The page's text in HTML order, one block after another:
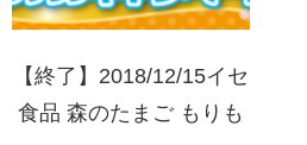
【終了】2018/12/15イセ
食品 森のたまご もりも